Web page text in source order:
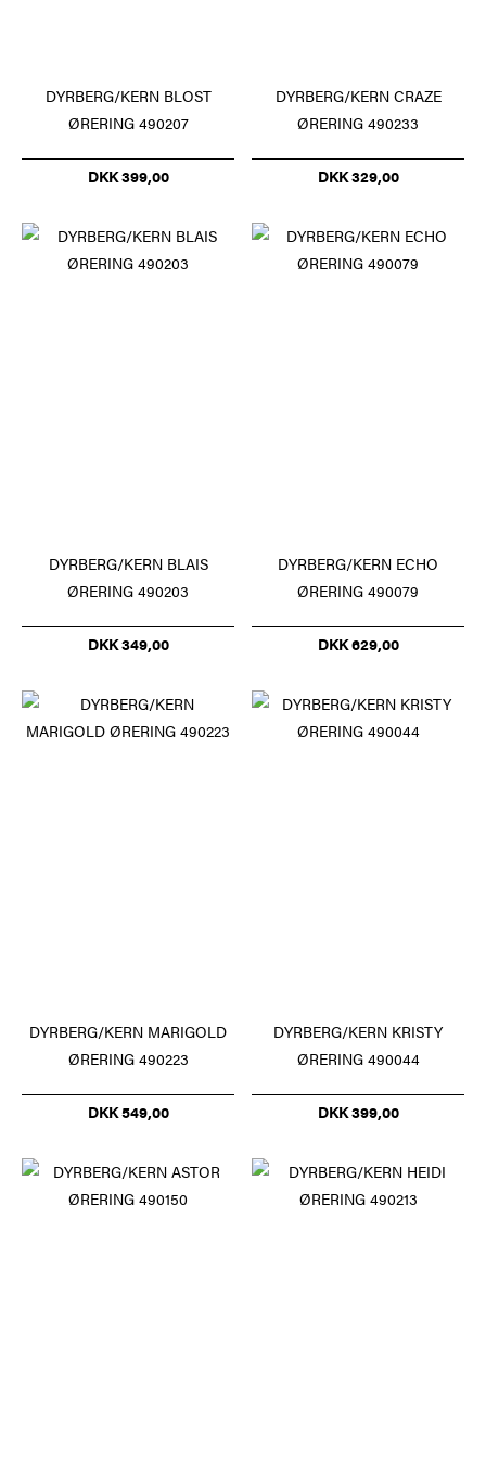
DYRBERG/KERN BLOST
ØRERING 490207
DKK 399,00
DYRBERG/KERN CRAZE
ØRERING 490233
DKK 329,00
DYRBERG/KERN BLAIS
ØRERING 490203
DKK 349,00
DYRBERG/KERN ECHO
ØRERING 490079
DKK 629,00
DYRBERG/KERN MARIGOLD
ØRERING 490223
DKK 549,00
DYRBERG/KERN KRISTY
ØRERING 490044
DKK 399,00